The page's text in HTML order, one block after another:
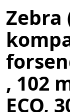
Zebra
, 102
ECO,